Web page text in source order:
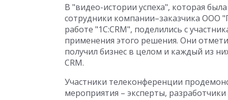
В "видео-истории успеха", которая
сотрудники компании–заказчика ООО
работе "1С:CRM", поделились с
применения этого решения. Они
получил бизнес в целом и каждый из
CRM.
Участники телеконференции
мероприятия – эксперты,